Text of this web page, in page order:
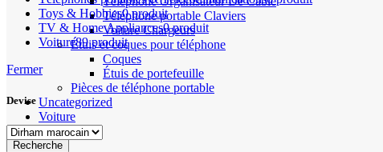
Téléphone portable Claviers
Voiture Chargeurs
Étuis et coques pour téléphone
Coques
Étuis de portefeuille
Pièces de téléphone portable
Uncategorized
Voiture
Recherche
Toys & Hobbies0 produit
TV & Home Appliances0 produit
Voiture89 produit
Fermer
Devise